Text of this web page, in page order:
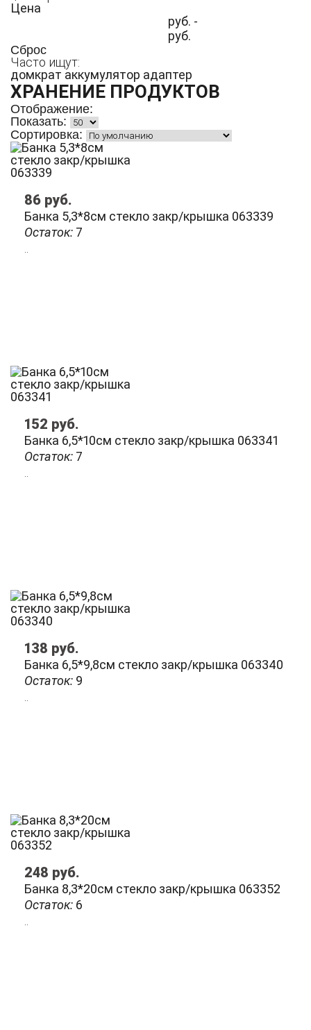
Цена
руб. -
руб.
Сброс
Часто ищут:
домкрат аккумулятор адаптер
ХРАНЕНИЕ ПРОДУКТОВ
Отображение:
Показать:
Сортировка:
Остаток: 7
Банка 5,3*8см стекло закр/крышка 063339
86 руб.
Остаток: 7
Банка 6,5*10см стекло закр/крышка 063341
152 руб.
Остаток: 9
Банка 6,5*9,8см стекло закр/крышка 063340
138 руб.
Остаток: 6
Банка 8,3*20см стекло закр/крышка 063352
248 руб.